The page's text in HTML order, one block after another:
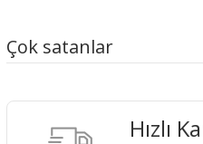
Çok satanlar
Hızlı